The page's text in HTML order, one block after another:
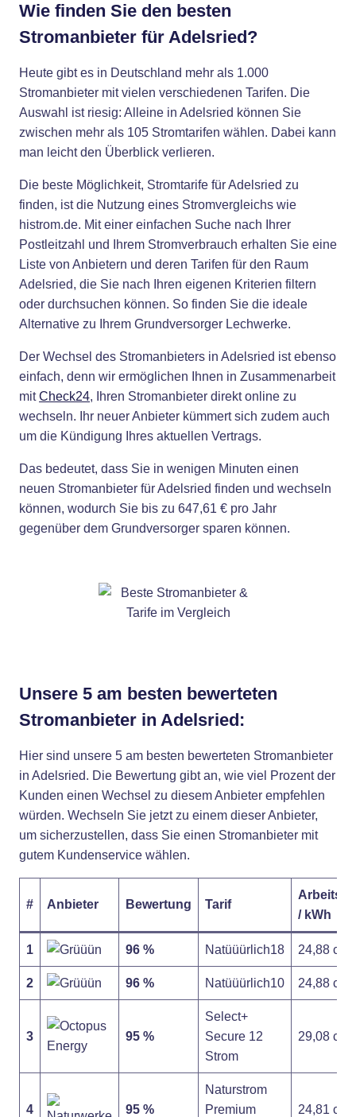
Wie finden Sie den besten
Stromanbieter für Adelsried?
Heute gibt es in Deutschland mehr als 1.000
Stromanbieter mit vielen verschiedenen Tarifen. Die
Auswahl ist riesig: Alleine in Adelsried können Sie
zwischen mehr als 105 Stromtarifen wählen. Dabei kann
man leicht den Überblick verlieren.
Die beste Möglichkeit, Stromtarife für Adelsried zu
finden, ist die Nutzung eines Stromvergleichs wie
histrom.de. Mit einer einfachen Suche nach Ihrer
Postleitzahl und Ihrem Stromverbrauch erhalten Sie eine
Liste von Anbietern und deren Tarifen für den Raum
Adelsried, die Sie nach Ihren eigenen Kriterien filtern
oder durchsuchen können. So finden Sie die ideale
Alternative zu Ihrem Grundversorger Lechwerke.
Der Wechsel des Stromanbieters in Adelsried ist ebenso
einfach, denn wir ermöglichen Ihnen in Zusammenarbeit
mitCheck24, Ihren Stromanbieter direkt online zu
wechseln. Ihr neuer Anbieter kümmert sich zudem auch
um die Kündigung Ihres aktuellen Vertrags.
Das bedeutet, dass Sie in wenigen Minuten einen
neuen Stromanbieter für Adelsried finden und wechseln
können, wodurch Sie bis zu 647,61 € pro Jahr
gegenüber dem Grundversorger sparen können.
Unsere 5 am besten bewerteten
Stromanbieter in Adelsried:
Hier sind unsere 5 am besten bewerteten Stromanbieter
in Adelsried. Die Bewertung gibt an, wie viel Prozent der
Kunden einen Wechsel zu diesem Anbieter empfehlen
würden. Wechseln Sie jetzt zu einem dieser Anbieter,
um sicherzustellen, dass Sie einen Stromanbieter mit
gutem Kundenservice wählen.
# Anbieter Bewertung Tarif
/ kWh
1 96 % Natüüürlich18 24,88 ct
2 96 % Natüüürlich10 24,88 ct
3 95 %
Select+
Secure 12
Strom
29,08 ct
4 95 %
Naturstrom
Premium
24,81 ct